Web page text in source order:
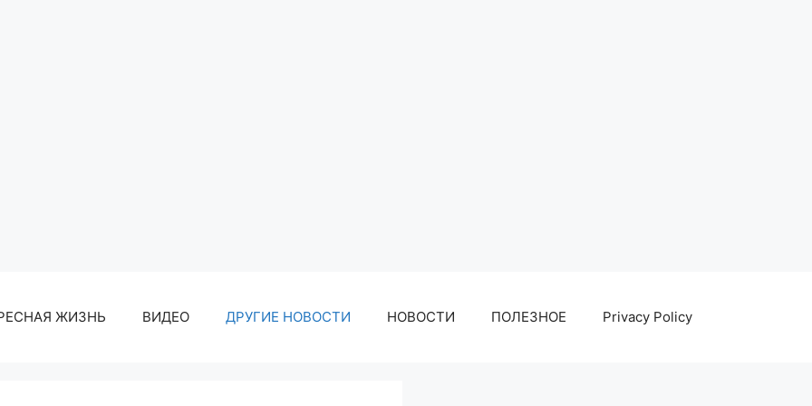
ЖИЗНЬ ВИДЕО ДРУГИЕ НОВОСТИ НОВОСТИ ПОЛЕЗНОЕ Privacy Policy